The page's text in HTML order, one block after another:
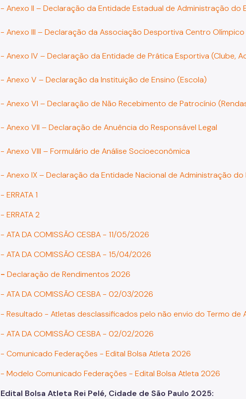
- Anexo II – Declaração da Entidade Estadual de Administração do
- Anexo III – Declaração da Associação Desportiva Centro Olímpico
- Anexo IV – Declaração da Entidade de Prática Esportiva (Clube,
- Anexo V – Declaração da Instituição de Ensino (Escola)
- Anexo VI – Declaração de Não Recebimento de Patrocínio
- Anexo VII – Declaração de Anuência do Responsável Legal
- Anexo VIII – Formulário de Análise Socioeconômica
- Anexo IX – Declaração da Entidade Nacional de Administração
- ERRATA 1
- ERRATA 2
- ATA DA COMISSÃO CESBA - 11/05/2026
- ATA DA COMISSÃO CESBA - 15/04/2026
- Declaração de Rendimentos 2026
- ATA DA COMISSÃO CESBA - 02/03/2026
- Resultado - Atletas desclassificados pelo não envio do Termo de
- ATA DA COMISSÃO CESBA - 02/02/2026
- Comunicado Federações - Edital Bolsa Atleta 2026
- Modelo Comunicado Federações - Edital Bolsa Atleta 2026
Edital Bolsa Atleta Rei Pelé, Cidade de São Paulo 2025: